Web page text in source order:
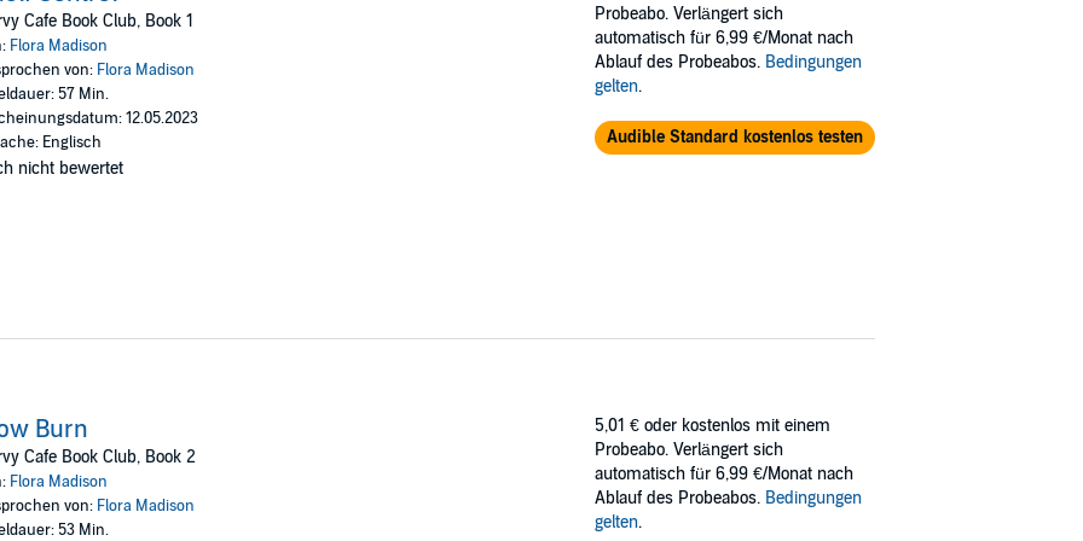
my time management skills for relationships have always fallen short. Women don't understand that my work is my
her forever, and that's a risk I'm not willing to take.
spicy curvy woman girl romances featuring alphas with hearts of gold, and the women they can't resist. While they
interconnected. As always, these stories are steamy, but safe! There's no cheating or cliffhangers. Just a swoon-
stories for your coffee break, or when you need a quick high heat escape to listen to.
Cafe Book Club, Book 1
Flora Madison
von: Flora Madison
57 Min.
12.05.2023
Englisch
nicht bewertet
Probeabo. Verlängert sich
automatisch für 6,99 €/Monat nach
Ablauf des Probeabos. Bedingungen
gelten.
Audible Standard kostenlos testen
Burn
Cafe Book Club, Book 2
Flora Madison
von: Flora Madison
53 Min.
5,01 € oder kostenlos mit einem
Probeabo. Verlängert sich
automatisch für 6,99 €/Monat nach
Ablauf des Probeabos. Bedingungen
gelten.